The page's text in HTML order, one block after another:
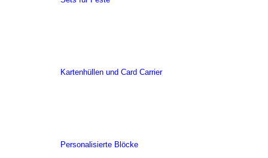
Kartenhüllen und Card Carrier
Personalisierte Blöcke